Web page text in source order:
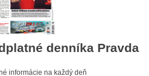
denníka Pravda
informácie na každý deň